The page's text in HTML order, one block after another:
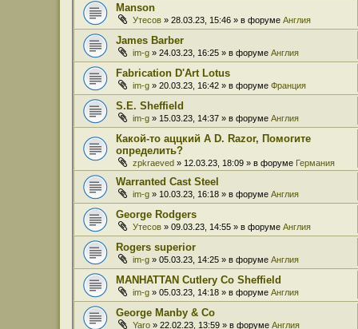
Manson
Утесов » 28.03.23, 15:46 » в форуме Англия
James Barber
im-g » 24.03.23, 16:25 » в форуме Англия
Fabrication D'Art Lotus
im-g » 20.03.23, 16:42 » в форуме Франция
S.E. Sheffield
im-g » 15.03.23, 14:37 » в форуме Англия
Какой-то аццкий A D. Razor, Помогите
определить?
zpkraeved » 12.03.23, 18:09 » в форуме Германия
Warranted Cast Steel
im-g » 10.03.23, 16:18 » в форуме Англия
George Rodgers
Утесов » 09.03.23, 14:55 » в форуме Англия
Rogers superior
im-g » 05.03.23, 14:25 » в форуме Англия
MANHATTAN Cutlery Co Sheffield
im-g » 05.03.23, 14:18 » в форуме Англия
George Manby & Co
Yaro » 22.02.23, 13:59 » в форуме Англия